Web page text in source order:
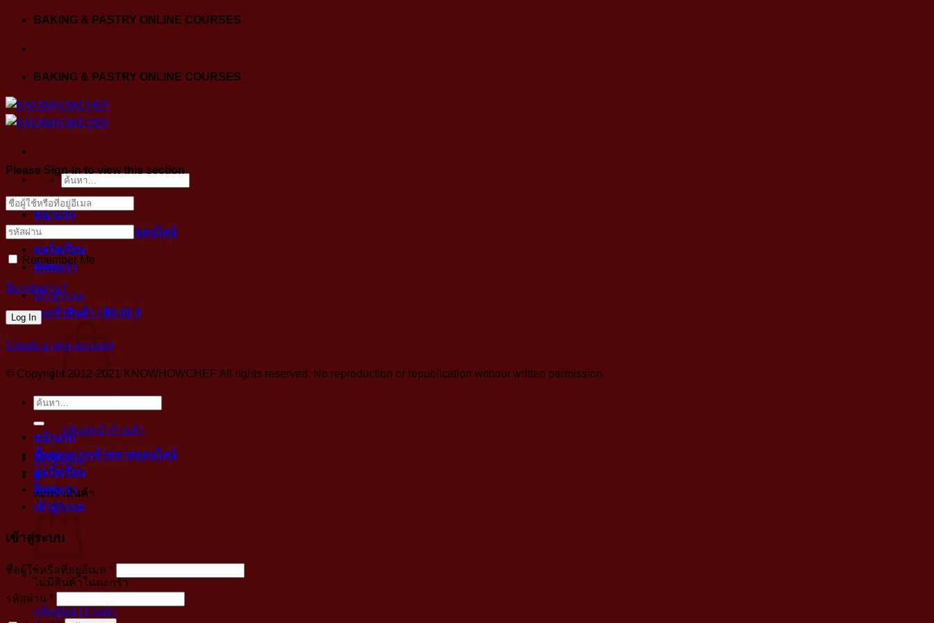
Skip
content
BAKING & PASTRY ONLINE COURSES
BAKING & PASTRY ONLINE COURSES
ค้นหา:
หน้าแรก
ขั้นตอนการเข้าคลาสออนไลน์
คอร์สเรียน
ติดต่อเรา
เข้าสู่ระบบ
ตะกร้าสินค้า / ฿0.00 0
กลับสู่หน้าร้านค้า
เข้าสู่ระบบ
0
ตะกร้าสินค้า
ไม่มีสินค้าในตะกร้า
กลับสู่หน้าร้านค้า
Please Sign-In to view this section
Remember Me
ลืมรหัสผ่าน?
Create a new account
© Copyright 2012-2021 KNOWHOWCHEF All rights reserved. No reproduction or republication without written permission
ค้นหา:
หน้าแรก
ขั้นตอนการเข้าคลาสออนไลน์
คอร์สเรียน
ติดต่อเรา
เข้าสู่ระบบ
เข้าสู่ระบบ
ชื่อผู้ใช้หรือที่อยู่อีเมล *บังคับ
กรอก
รหัสผ่าน *บังคับ
กรอก